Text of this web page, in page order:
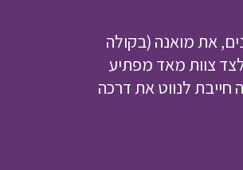
שנים, את מואנה (בקולה
לצד צוות מאד מפתיע
חייבת לנווט את דרכה